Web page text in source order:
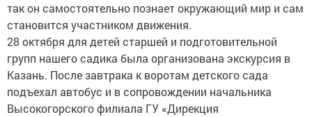
так он самостоятельно познает окружающий мир и сам
становится участником движения.
28 октября для детей старшей и подготовительной
групп нашего садика была организована экскурсия в
Казань. После завтрака к воротам детского сада
подъехал автобус и в сопровождении начальника
Высокогорского филиала ГУ «Дирекция